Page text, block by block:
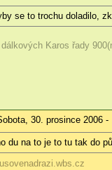
se to trochu doladilo,
Karos řady
30. prosince 2006 -
du na to je to tu tak do